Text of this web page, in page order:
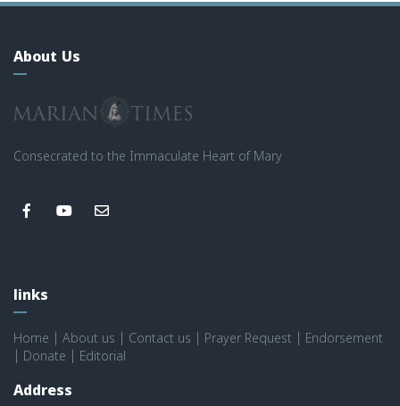
About Us
Consecrated to the Immaculate Heart of Mary
links
Home About us Contact us Prayer Request
Endorsement
Donate Editorial
Address